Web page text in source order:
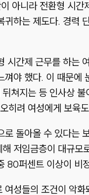
아니라 전환형 시
하는 제도다. 경력
시간제 근무를 하는
야 했다. 이 때문
쳐지는 등 인사상
히려 여성에게 보육
돌아올 수 있다는
저임금층이 대규
80퍼센트 이상이 비
성들의 조건이 악